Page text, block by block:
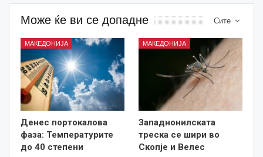
Сите
Може ќе ви се допадне
МАКЕДОНИЈА
Денес портокалова
фаза: Температурите
до 40 степени
МАКЕДОНИЈА
Западнонилската
треска се шири во
Скопје и Велес